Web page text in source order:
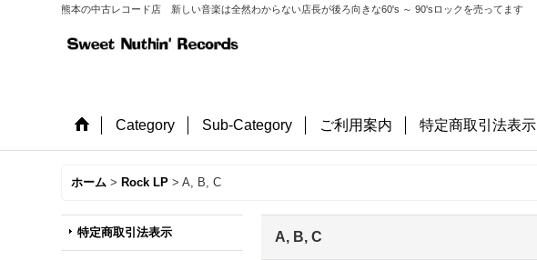
熊本の中古レコード店 新しい音楽は全然わからない店長が後ろ向きな60's ～ 90'sロックを売ってます
Category Sub-Category ご利用案内 特定商取引法表示
ホーム > Rock LP > A, B, C
特定商取引法表示 A, B, C